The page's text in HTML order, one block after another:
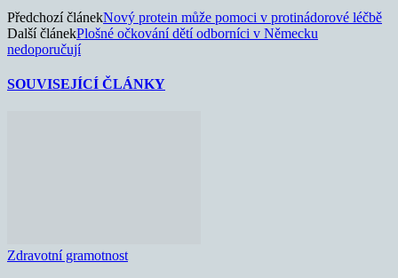
Předchozí článekNový protein může pomoci v protinádorové léčbě
Další článekPlošné očkování dětí odborníci v Německu
nedoporučují
SOUVISEJÍCÍ ČLÁNKY
Zdravotní gramotnost